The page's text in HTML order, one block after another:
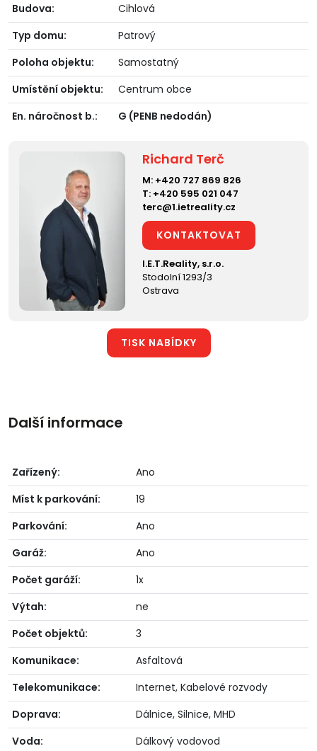
Budova:
Cihlová
Typ domu:
Patrový
Poloha objektu:
Samostatný
Umístění objektu:
Centrum obce
En. náročnost b.:
G (PENB nedodán)
Richard Terč
M: +420 727 869 826
T: +420 595 021 047
terc@1.ietreality.cz
KONTAKTOVAT
I.E.T.Reality, s.r.o.
Stodolní 1293/3
Ostrava
TISK NABÍDKY
Další informace
Zařízený:
Ano
Míst k parkování:
19
Parkování:
Ano
Garáž:
Ano
Počet garáží:
1x
Výtah:
ne
Počet objektů:
3
Komunikace:
Asfaltová
Telekomunikace:
Internet, Kabelové rozvody
Doprava:
Dálnice, Silnice, MHD
Voda:
Dálkový vodovod